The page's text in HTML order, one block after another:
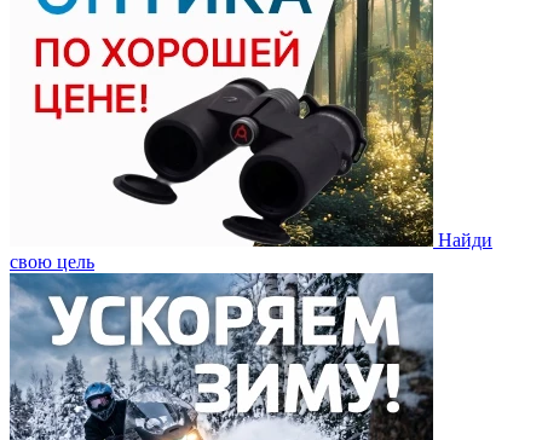
Найди
свою цель